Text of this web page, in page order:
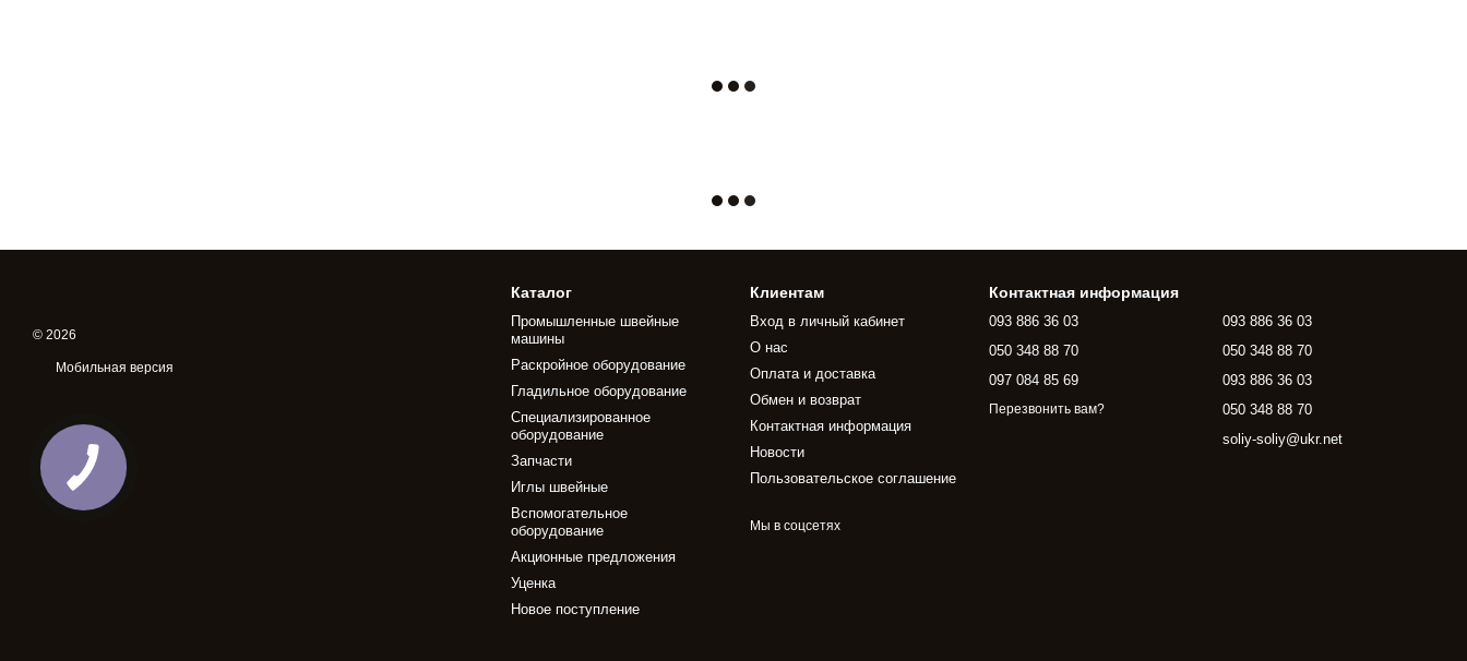
© 2026
Мобильная версия
Каталог
Промышленные швейные
машины
Раскройное оборудование
Гладильное оборудование
Специализированное
оборудование
Запчасти
Иглы швейные
Вспомогательное
оборудование
Акционные предложения
Уценка
Новое поступление
Клиентам
Вход в личный кабинет
О нас
Оплата и доставка
Обмен и возврат
Контактная информация
Новости
Пользовательское соглашение
Мы в соцсетях
Контактная информация
093 886 36 03
050 348 88 70
097 084 85 69
Перезвонить вам?
093 886 36 03
050 348 88 70
093 886 36 03
050 348 88 70
soliy-soliy@ukr.net